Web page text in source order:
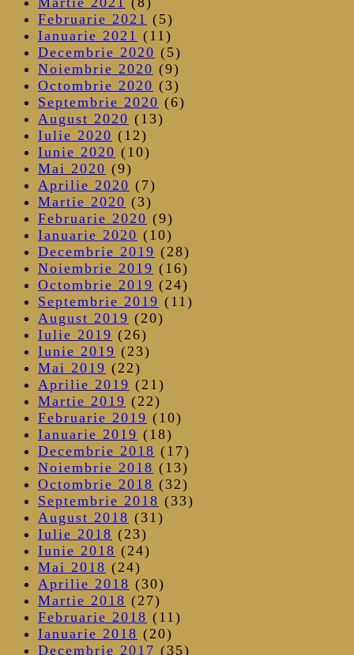
Februarie 2021 (5)
Ianuarie 2021 (11)
Decembrie 2020 (5)
Noiembrie 2020 (9)
Octombrie 2020 (3)
Septembrie 2020 (6)
August 2020 (13)
Iulie 2020 (12)
Iunie 2020 (10)
Mai 2020 (9)
Aprilie 2020 (7)
Martie 2020 (3)
Februarie 2020 (9)
Ianuarie 2020 (10)
Decembrie 2019 (28)
Noiembrie 2019 (16)
Octombrie 2019 (24)
Septembrie 2019 (11)
August 2019 (20)
Iulie 2019 (26)
Iunie 2019 (23)
Mai 2019 (22)
Aprilie 2019 (21)
Martie 2019 (22)
Februarie 2019 (10)
Ianuarie 2019 (18)
Decembrie 2018 (17)
Noiembrie 2018 (13)
Octombrie 2018 (32)
Septembrie 2018 (33)
August 2018 (31)
Iulie 2018 (23)
Iunie 2018 (24)
Mai 2018 (24)
Aprilie 2018 (30)
Martie 2018 (27)
Februarie 2018 (11)
Ianuarie 2018 (20)
Decembrie 2017 (35)